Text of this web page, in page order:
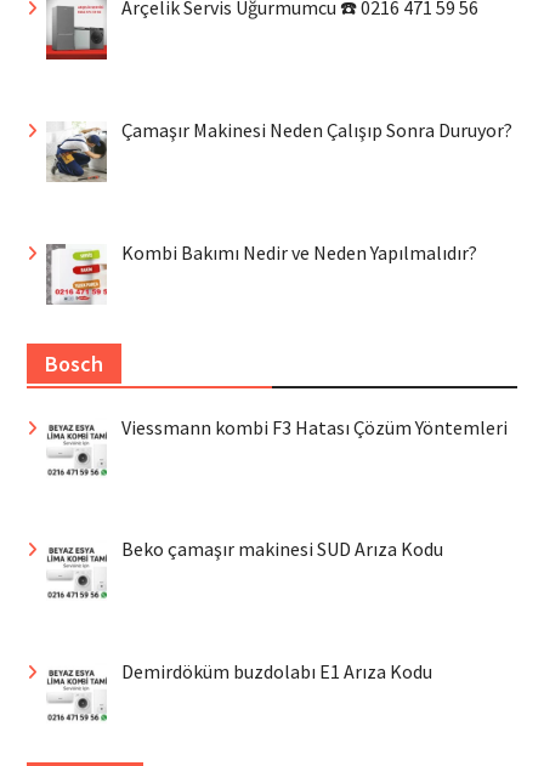
Arçelik Servis Uğurmumcu ☎️ 0216 471 59 56
Çamaşır Makinesi Neden Çalışıp Sonra Duruyor?
Kombi Bakımı Nedir ve Neden Yapılmalıdır?
Bosch
Viessmann kombi F3 Hatası Çözüm Yöntemleri
Beko çamaşır makinesi SUD Arıza Kodu
Demirdöküm buzdolabı E1 Arıza Kodu